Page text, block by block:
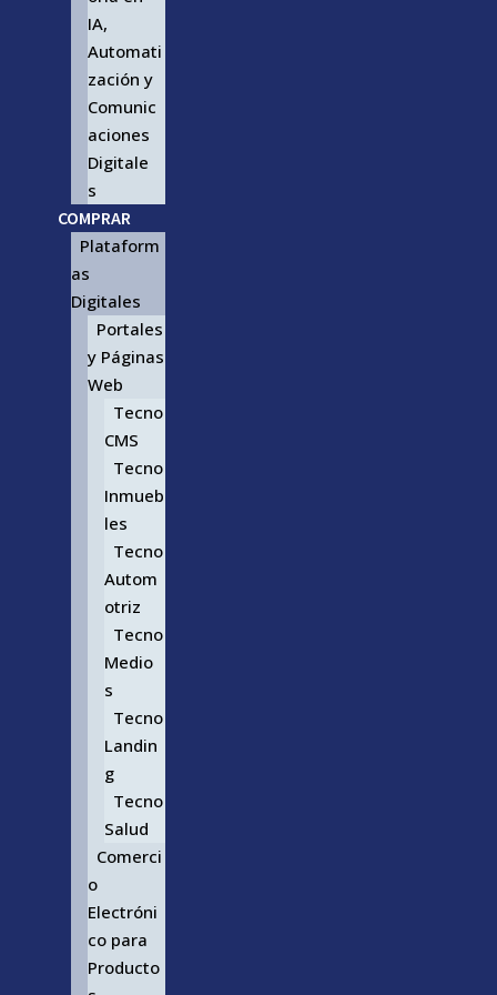
IA,
Automati
zación y
Comunic
aciones
Digitale
s
COMPRAR
Plataform
as
Digitales
Portales
y Páginas
Web
Tecno
CMS
Tecno
Inmueb
les
Tecno
Autom
otriz
Tecno
Medio
s
Tecno
Landin
g
Tecno
Salud
Comerci
o
Electróni
co para
Producto